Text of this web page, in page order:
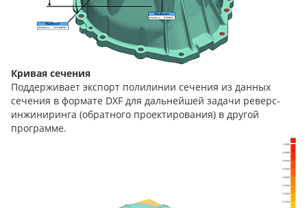
Кривая сечения
Поддерживает экспорт полилинии сечения из данных
сечения в формате DXF для дальнейшей задачи реверс-
инжиниринга (обратного проектирования) в другой
программе.